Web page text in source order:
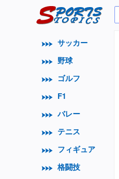
サッカー
野球
ゴルフ
F1
バレー
テニス
フィギュア
格闘技